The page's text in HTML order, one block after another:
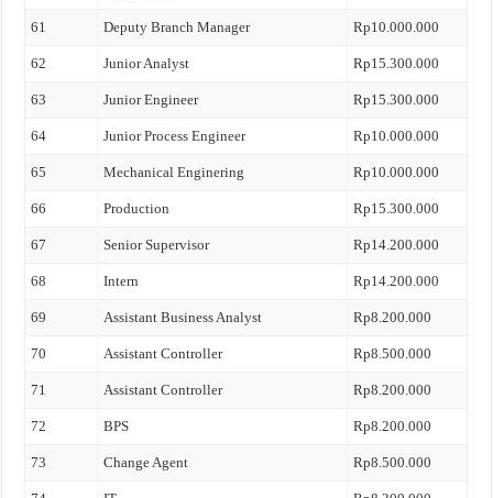
61 Deputy Branch Manager Rp10.000.000
62 Junior Analyst Rp15.300.000
63 Junior Engineer Rp15.300.000
64 Junior Process Engineer Rp10.000.000
65 Mechanical Enginering Rp10.000.000
66 Production Rp15.300.000
67 Senior Supervisor Rp14.200.000
68 Intern Rp14.200.000
69 Assistant Business Analyst Rp8.200.000
70 Assistant Controller Rp8.500.000
71 Assistant Controller Rp8.200.000
72 BPS Rp8.200.000
73 Change Agent Rp8.500.000